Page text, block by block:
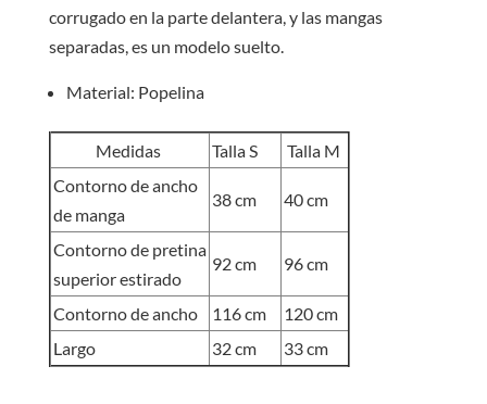
corrugado en la parte delantera, y las mangas
separadas, es un modelo suelto.
Material: Popelina
Medidas Talla S
Talla M
Contorno de ancho
de manga
38 cm 40 cm
Contorno de pretina
superior estirado
92 cm 96 cm
Contorno de ancho 116 cm
120 cm
Largo
32 cm 33 cm